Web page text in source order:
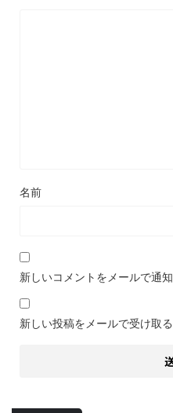
名前
新しいコメントをメールで通知
新しい投稿をメールで受け取る